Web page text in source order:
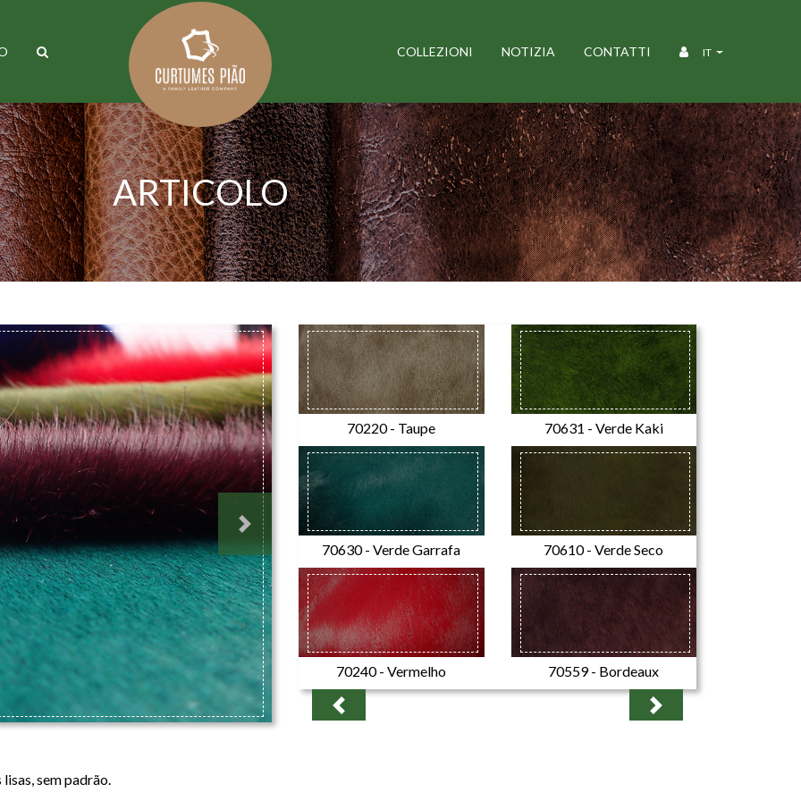
COLLEZIONI NOTIZIA CONTATTI IT
ARTICOLO
Next
sem padrão.
70220 - Taupe 70631 - Verde Kaki
70630 - Verde Garrafa 70610 - Verde Seco
70240 - Vermelho 70559 - Bordeaux
Previous Next